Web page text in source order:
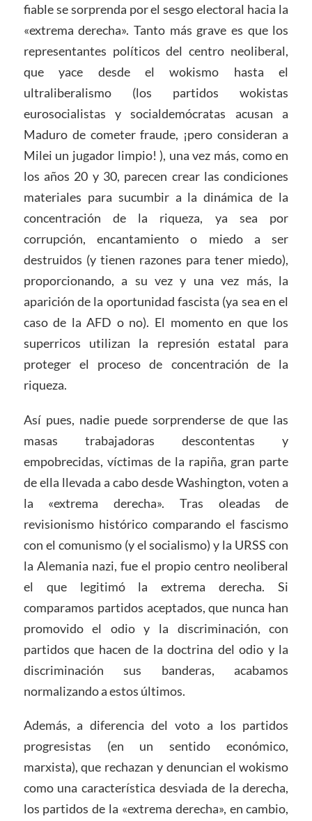
fiable se sorprenda por el sesgo electoral hacia la
«extrema derecha». Tanto más grave es que los
representantes políticos del centro neoliberal,
que yace desde el wokismo hasta el
ultraliberalismo (los partidos wokistas
eurosocialistas y socialdemócratas acusan a
Maduro de cometer fraude, ¡pero consideran a
Milei un jugador limpio! ), una vez más, como en
los años 20 y 30, parecen crear las condiciones
materiales para sucumbir a la dinámica de la
concentración de la riqueza, ya sea por
corrupción, encantamiento o miedo a ser
destruidos (y tienen razones para tener miedo),
proporcionando, a su vez y una vez más, la
aparición de la oportunidad fascista (ya sea en el
caso de la AFD o no). El momento en que los
superricos utilizan la represión estatal para
proteger el proceso de concentración de la
riqueza.
Así pues, nadie puede sorprenderse de que las
masas trabajadoras descontentas y
empobrecidas, víctimas de la rapiña, gran parte
de ella llevada a cabo desde Washington, voten a
la «extrema derecha». Tras oleadas de
revisionismo histórico comparando el fascismo
con el comunismo (y el socialismo) y la URSS con
la Alemania nazi, fue el propio centro neoliberal
el que legitimó la extrema derecha. Si
comparamos partidos aceptados, que nunca han
promovido el odio y la discriminación, con
partidos que hacen de la doctrina del odio y la
discriminación sus banderas, acabamos
normalizando a estos últimos.
Además, a diferencia del voto a los partidos
progresistas (en un sentido económico,
marxista), que rechazan y denuncian el wokismo
como una característica desviada de la derecha,
los partidos de la «extrema derecha», en cambio,